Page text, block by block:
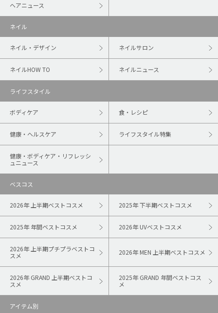
ヘアニュース
ネイル
ネイル・デザイン ネイルサロン
ネイルHOW TO ネイルニュース
ライフスタイル
ボディケア 食・レシピ
健康・ヘルスケア ライフスタイル特集
健康・ボディケア・リフレッシ
ュニュース
ベスコス
2026年 上半期ベストコスメ 2025年 下半期ベストコスメ
2025年 年間ベストコスメ 2026年 UVベストコスメ
2026年 上半期プチプラベストコ
スメ
2026年 MEN 上半期ベストコスメ
2026年 GRAND 上半期ベストコ
スメ
2025年 GRAND 年間ベストコス
メ
アイテム別